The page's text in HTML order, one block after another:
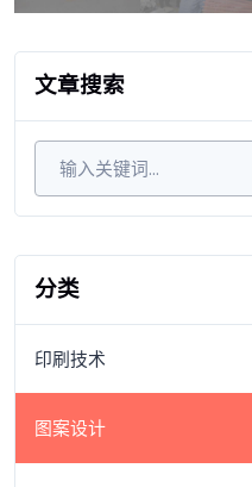
文章搜索
分类
印刷技术
图案设计